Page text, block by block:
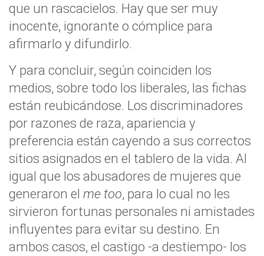
que un rascacielos. Hay que ser muy
inocente, ignorante o cómplice para
afirmarlo y difundirlo.
Y para concluir, según coinciden los
medios, sobre todo los liberales, las fichas
están reubicándose. Los discriminadores
por razones de raza, apariencia y
preferencia están cayendo a sus correctos
sitios asignados en el tablero de la vida. Al
igual que los abusadores de mujeres que
generaron el me too, para lo cual no les
sirvieron fortunas personales ni amistades
influyentes para evitar su destino. En
ambos casos, el castigo -a destiempo- los